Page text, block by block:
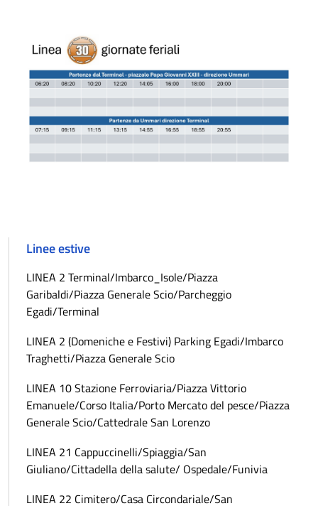
Linee estive
LINEA 2 Terminal/Imbarco_Isole/Piazza
Garibaldi/Piazza Generale Scio/Parcheggio
Egadi/Terminal
LINEA 2 (Domeniche e Festivi) Parking Egadi/Imbarco
Traghetti/Piazza Generale Scio
LINEA 10 Stazione Ferroviaria/Piazza Vittorio
Emanuele/Corso Italia/Porto Mercato del pesce/Piazza
Generale Scio/Cattedrale San Lorenzo
LINEA 21 Cappuccinelli/Spiaggia/San
Giuliano/Cittadella della salute/ Ospedale/Funivia
LINEA 22 Cimitero/Casa Circondariale/San